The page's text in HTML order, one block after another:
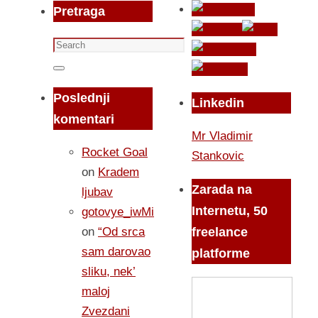
Pretraga
Search
for:
Search
Poslednji
komentari
Rocket Goal
on Kradem
ljubav
gotovye_iwMi
on “Od srca
sam darovao
sliku, nek’
maloj
Zvezdani
Linkedin
Mr Vladimir
Stankovic
Zarada na
Internetu, 50
freelance
platforme